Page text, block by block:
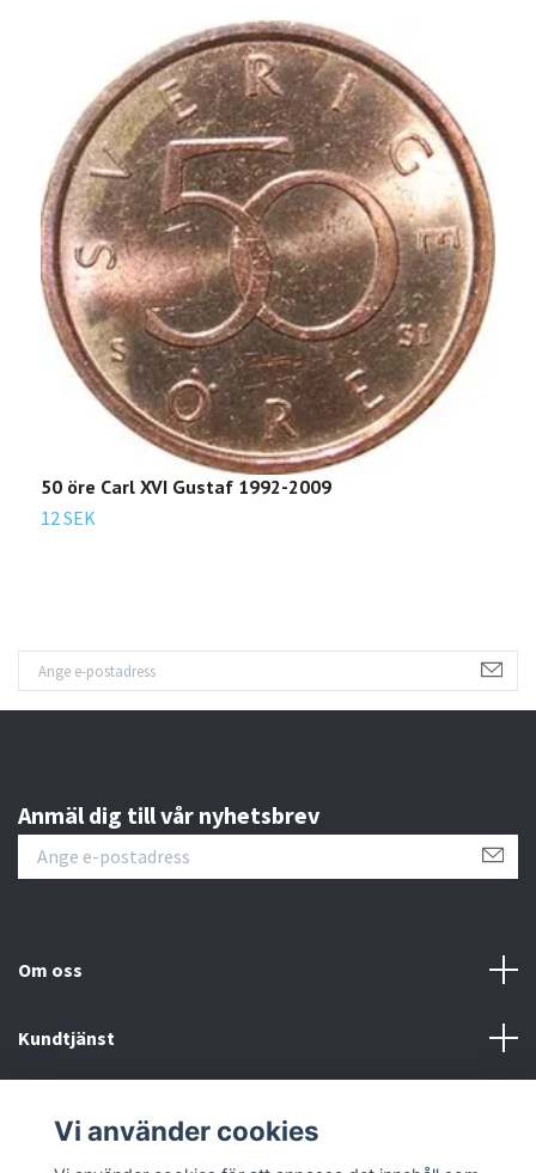
50 öre Carl XVI Gustaf 1992-2009
12 SEK
Anmäl dig till vår nyhetsbrev
Om oss
Kundtjänst
Vi använder cookies